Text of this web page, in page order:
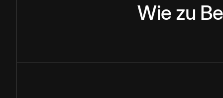
Wie zu